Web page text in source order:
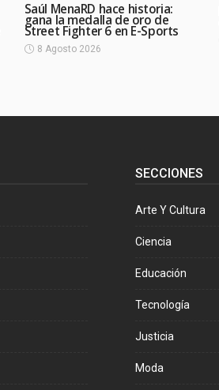
Saúl MenaRD hace historia:
gana la medalla de oro de
Street Fighter 6 en E-Sports
8 Agosto 2026
SECCIONES
Arte Y Cultura
Ciencia
Educación
Tecnología
Justicia
Moda